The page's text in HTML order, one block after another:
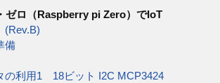
ゼロ（Raspberry pi Zero）でIoT
備
の利用1 18ビット I2C MCP3424